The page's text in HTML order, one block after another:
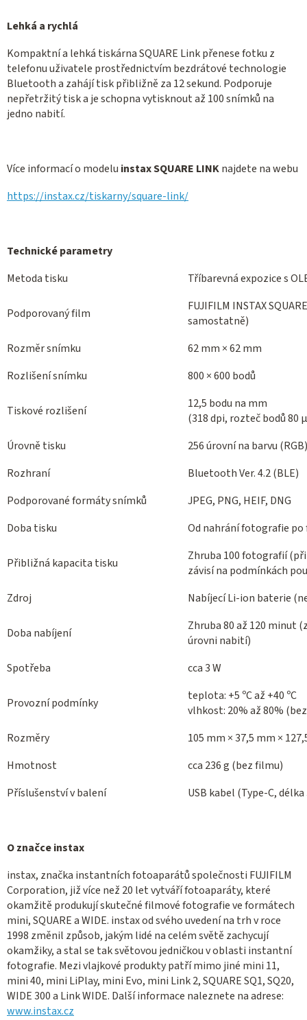
Lehká a rychlá
Kompaktní a lehká tiskárna SQUARE Link přenese fotku z
telefonu uživatele prostřednictvím bezdrátové technologie
Bluetooth a zahájí tisk přibližně za 12 sekund. Podporuje
nepřetržitý tisk a je schopna vytisknout až 100 snímků na
jedno nabití.
Více informací o modelu instax SQUARE LINKnajdete na webu
https://instax.cz/tiskarny/square-link/
Technické parametry
Metoda tisku
Tříbarevná expozice s
Podporovaný film
FUJIFILM INSTAX
samostatně)
Rozměr snímku
62 mm × 62 mm
Rozlišení snímku
800 × 600 bodů
Tiskové rozlišení
12,5 bodu na mm
(318 dpi, rozteč bodů 80
Úrovně tisku
256 úrovní na barvu (RGB)
Rozhraní
Bluetooth Ver. 4.2 (BLE)
Podporované formáty snímků
JPEG, PNG, HEIF, DNG
Doba tisku
Od nahrání fotografie po
Přibližná kapacita tisku
Zhruba 100 fotografií
závisí na podmínkách
Zdroj
NabíjecíLi-ion baterie
Doba nabíjení
Zhruba 80 až 120 minut
úrovni nabití)
Spotřeba
cca 3 W
Provozní podmínky
teplota: +5 ºC až +40 ºC
vlhkost: 20% až 80%
Rozměry
105 mm × 37,5 mm ×
Hmotnost
cca 236 g (bez filmu)
Příslušenství v balení
USB kabel (Type-C,
O značce instax
instax, značka instantních fotoaparátů společnosti FUJIFILM
Corporation, již více než 20 let vytváří fotoaparáty, které
okamžitě produkují skutečné filmové fotografie ve formátech
mini, SQUARE a WIDE. instax od svého uvedení na trh v roce
1998 změnil způsob, jakým lidé na celém světě zachycují
okamžiky, a stal se tak světovou jedničkou v oblasti instantní
fotografie. Mezi vlajkové produkty patří mimo jiné mini 11,
mini 40, mini LiPlay, mini Evo, mini Link 2, SQUARE SQ1, SQ20,
WIDE 300 a Link WIDE. Další informace naleznete na adrese:
www.instax.cz